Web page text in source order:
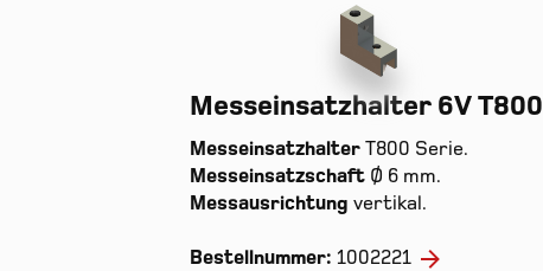
Messeinsatzhalter 6V T800
Messeinsatzhalter T800 Serie.
Messeinsatzschaft Ø 6 mm.
Messausrichtung vertikal.
Bestellnummer: 1002221